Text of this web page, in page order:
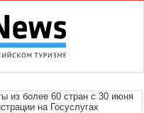
из более 60 стран с 30 июня
на Госуслугах